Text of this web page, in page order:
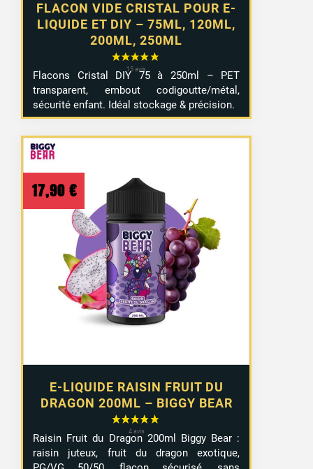
FLACON VIDE CRISTAL POUR E-
LIQUIDE ET DIY – 75ML, 120ML,
200ML, 250ML
Flacons Cristal DIY 75 à 250ml – PET
transparent, embout codigoutte/métal,
sécurité enfant. Idéal stockage & précision.
E-LIQUIDE RAISIN FRUIT DU
DRAGON 200ML – BIGGY BEAR
17,90 €
Raisin Fruitdu Dragon 200ml Biggy Bear :
raisin juteux, fruit dudragonexotique,